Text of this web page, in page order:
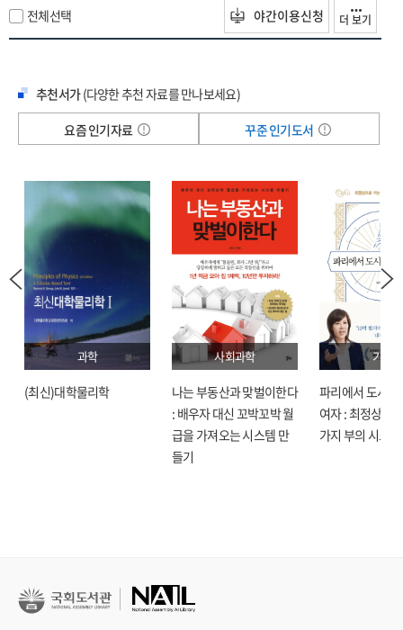
전체선택 야간이용신청 더 보기
추천서가(다양한 추천 자료를 만나보세요)
요즘 인기자료
꾸준 인기도서
과학
(최신)대학물리학
사회과학
나는 부동산과 맞벌이한다
: 배우자 대신 꼬박꼬박 월
급을 가져오는 시스템 만
들기
기술
파리에서 도시락
여자 : 최정상으
가지 부의 시크릿